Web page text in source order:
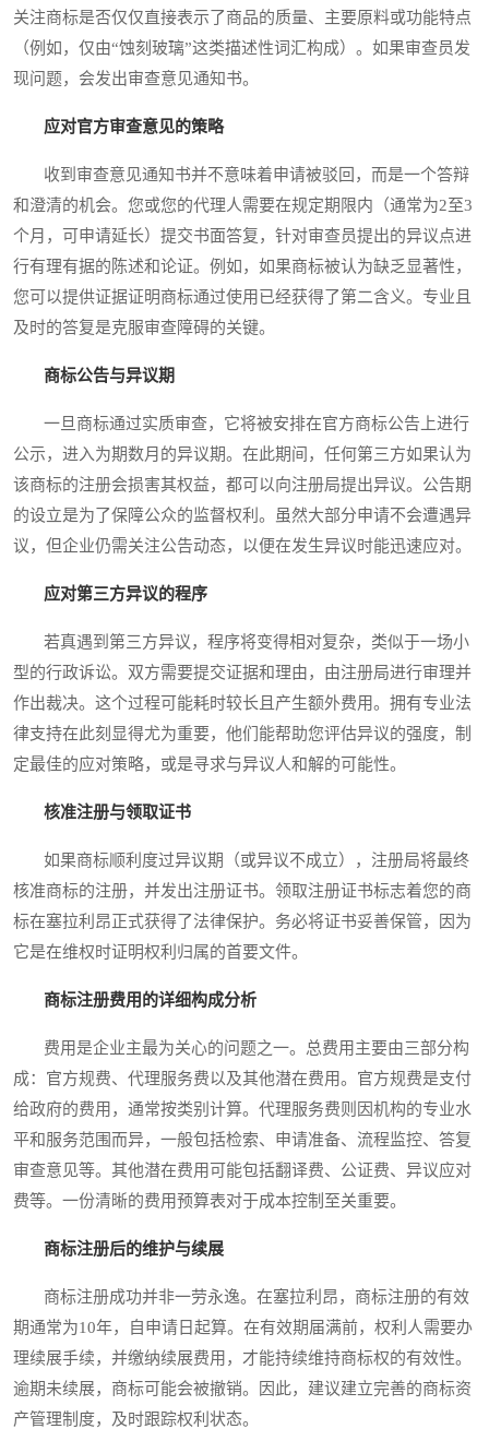
关注商标是否仅仅直接表示了商品的质量、主要原料或功能特点
（例如，仅由“蚀刻玻璃”这类描述性词汇构成）。如果审查员发
现问题，会发出审查意见通知书。
应对官方审查意见的策略
收到审查意见通知书并不意味着申请被驳回，而是一个答辩
和澄清的机会。您或您的代理人需要在规定期限内（通常为2至3
个月，可申请延长）提交书面答复，针对审查员提出的异议点进
行有理有据的陈述和论证。例如，如果商标被认为缺乏显著性，
您可以提供证据证明商标通过使用已经获得了第二含义。专业且
及时的答复是克服审查障碍的关键。
商标公告与异议期
一旦商标通过实质审查，它将被安排在官方商标公告上进行
公示，进入为期数月的异议期。在此期间，任何第三方如果认为
该商标的注册会损害其权益，都可以向注册局提出异议。公告期
的设立是为了保障公众的监督权利。虽然大部分申请不会遭遇异
议，但企业仍需关注公告动态，以便在发生异议时能迅速应对。
应对第三方异议的程序
若真遇到第三方异议，程序将变得相对复杂，类似于一场小
型的行政诉讼。双方需要提交证据和理由，由注册局进行审理并
作出裁决。这个过程可能耗时较长且产生额外费用。拥有专业法
律支持在此刻显得尤为重要，他们能帮助您评估异议的强度，制
定最佳的应对策略，或是寻求与异议人和解的可能性。
核准注册与领取证书
如果商标顺利度过异议期（或异议不成立），注册局将最终
核准商标的注册，并发出注册证书。领取注册证书标志着您的商
标在塞拉利昂正式获得了法律保护。务必将证书妥善保管，因为
它是在维权时证明权利归属的首要文件。
商标注册费用的详细构成分析
费用是企业主最为关心的问题之一。总费用主要由三部分构
成：官方规费、代理服务费以及其他潜在费用。官方规费是支付
给政府的费用，通常按类别计算。代理服务费则因机构的专业水
平和服务范围而异，一般包括检索、申请准备、流程监控、答复
审查意见等。其他潜在费用可能包括翻译费、公证费、异议应对
费等。一份清晰的费用预算表对于成本控制至关重要。
商标注册后的维护与续展
商标注册成功并非一劳永逸。在塞拉利昂，商标注册的有效
期通常为10年，自申请日起算。在有效期届满前，权利人需要办
理续展手续，并缴纳续展费用，才能持续维持商标权的有效性。
逾期未续展，商标可能会被撤销。因此，建议建立完善的商标资
产管理制度，及时跟踪权利状态。